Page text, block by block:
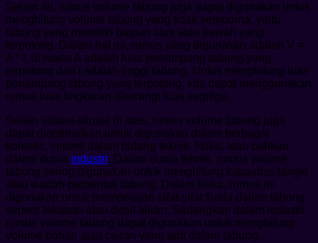
Selain itu, rumus volume tabung juga dapat digunakan untuk
menghitung volume tabung yang tidak sempurna, yaitu
tabung yang memiliki bagian atas atau bawah yang
terpotong. Dalam hal ini, rumus yang digunakan adalah V =
A * t, di mana A adalah luas penampang tabung yang
terpotong dan t adalah tinggi tabung. Untuk menghitung luas
penampang tabung yang terpotong, kita dapat menggunakan
rumus luas lingkaran dikurangi luas segitiga.
Selain situasi-situasi di atas, rumus volume tabung juga
dapat dioptimalkan untuk digunakan dalam berbagai
konteks, seperti dalam bidang teknik, fisika, atau bahkan
dalam dunia industri. Dalam dunia teknik, rumus volume
tabung sering digunakan untuk menghitung kapasitas tangki
atau wadah berbentuk tabung. Dalam fisika, rumus ini
digunakan untuk mempelajari sifat-sifat fluida dalam tabung,
seperti tekanan atau debit aliran. Sedangkan dalam industri,
rumus volume tabung dapat digunakan untuk menghitung
volume bahan atau cairan yang ada dalam tabung.